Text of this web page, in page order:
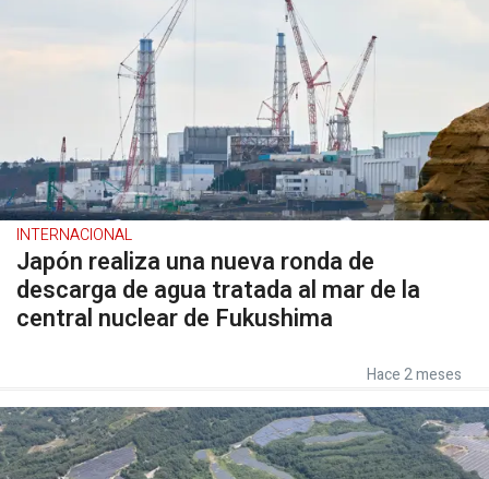
INTERNACIONAL
Japón realiza una nueva ronda de
descarga de agua tratada al mar de la
central nuclear de Fukushima
Hace 2 meses